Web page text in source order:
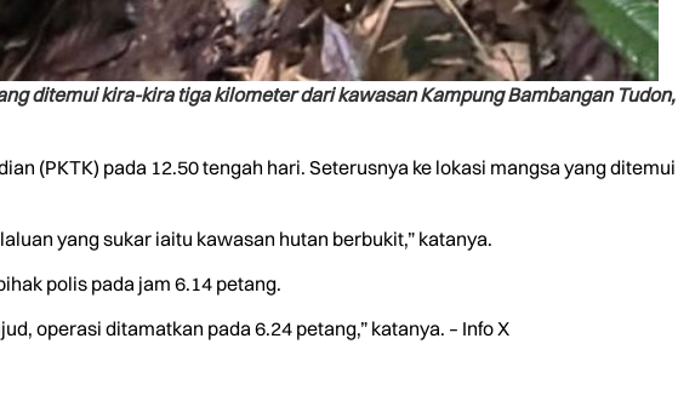
ditemui kira-kira tiga kilometer dari kawasan Kampung Bambangan Tudon,
(PKTK) pada 12.50 tengah hari. Seterusnya ke lokasi mangsa yang
yang sukar iaitu kawasan hutan berbukit,” katanya.
polis pada jam 6.14 petang.
operasi ditamatkan pada 6.24 petang,” katanya. – Info X